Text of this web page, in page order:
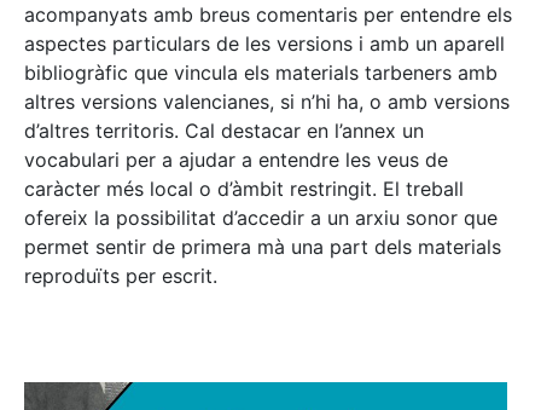
acompanyats amb breus comentaris per entendre els
aspectes particulars de les versions i amb un aparell
bibliogràfic que vincula els materials tarbeners amb
altres versions valencianes, si n’hi ha, o amb versions
d’altres territoris. Cal destacar en l’annex un
vocabulari per a ajudar a entendre les veus de
caràcter més local o d’àmbit restringit. El treball
ofereix la possibilitat d’accedir a un arxiu sonor que
permet sentir de primera mà una part dels materials
reproduïts per escrit.